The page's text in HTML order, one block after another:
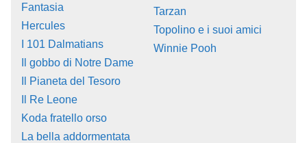
Fantasia
Hercules
I 101 Dalmatians
Il gobbo di Notre Dame
Il Pianeta del Tesoro
Il Re Leone
Koda fratello orso
La bella addormentata
Tarzan
Topolino e i suoi amici
Winnie Pooh